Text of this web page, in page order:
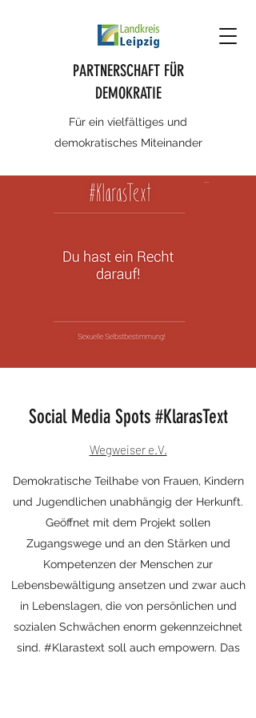
PARTNERSCHAFT FÜR
DEMOKRATIE
Für ein vielfältiges und
demokratisches Miteinander
Social Media Spots #KlarasText
Wegweiser e.V.
Demokratische Teilhabe von Frauen, Kindern
und Jugendlichen unabhängig der Herkunft.
Geöffnet mit dem Projekt sollen
Zugangswege und an den Stärken und
Kompetenzen der Menschen zur
Lebensbewältigung ansetzen und zwar auch
in Lebenslagen, die von persönlichen und
sozialen Schwächen enorm gekennzeichnet
sind. #Klarastext soll auch empowern. Das